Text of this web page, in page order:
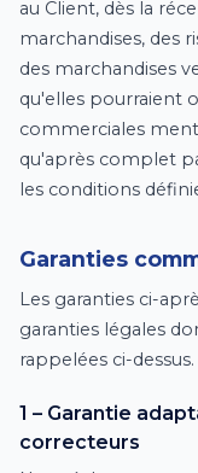
au Client, dès la
marchandises, des
des marchandises
qu'elles pourraient
commerciales
qu'après complet
les conditions
Garanties
Les garanties ci-
garanties légales
rappelées ci-dessus.
1 – Garantie
correcteurs